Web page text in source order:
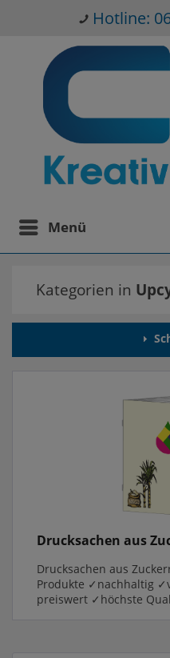
Hotline:
Menü
Kategorien in
Drucksachen aus
Drucksachen aus
Produkte ✓nachhaltig
preiswert ✓höchste